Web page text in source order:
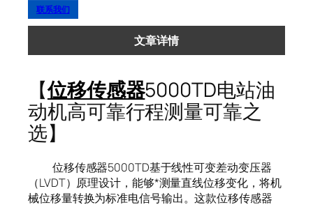
联系我们
文章详情
【位移传感器5000TD电站油
动机高可靠行程测量可靠之
选】
位移传感器5000TD基于线性可变差动变压器
（LVDT）原理设计，能够*测量直线位移变化，将机
械位移量转换为标准电信号输出。这款位移传感器